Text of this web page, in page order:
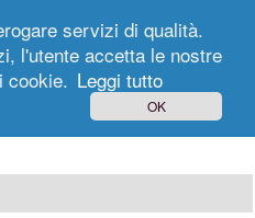
servizi di qualità.
l'utente accetta le nostre
cookie. Leggi tutto
OK